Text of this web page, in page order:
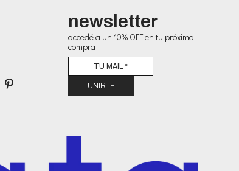
newsletter
accedé a un 10% OFF en tu próxima
compra